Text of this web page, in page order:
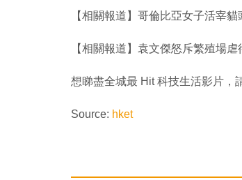
【相關報道】哥倫比亞女子活宰
【相關報道】袁文傑怒斥繁殖場
想睇盡全城最 Hit 科技生活影片，
Source: hket